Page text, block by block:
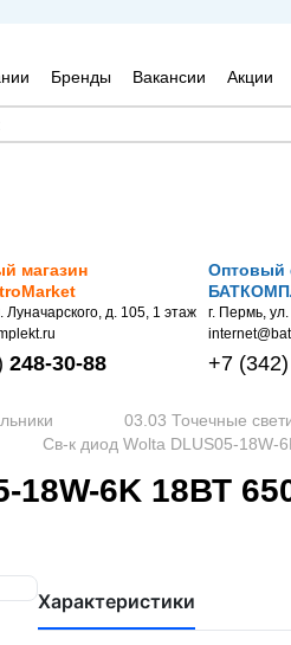
Бренды Вакансии Акции
магазин
Луначарского, д. 105, 1 этаж
248-30-88
Оптовый
г. Пермь,
+7 (342)
03.03 Точечные
Св-к диод Wolta DLUS05-18W-
18W-6K 18ВТ
Характеристики